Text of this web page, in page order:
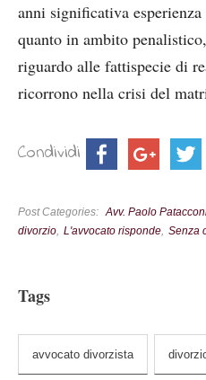
anni significativa
quanto in ambito
riguardo alle fattispecie di
ricorrono nella crisi del
Condividi
Post Categories Avv. Paolo
divorzio
L'avvocato risponde Senza
Tags
avvocato divorzista